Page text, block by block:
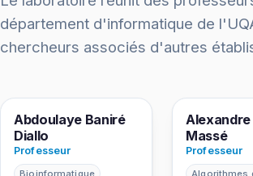
département d'informatique de
chercheurs associés d'autres
AD
Abdoulaye Baniré
Diallo
Professeur
Bioinformatique
AM
Massé
Professeur
Algorithmes